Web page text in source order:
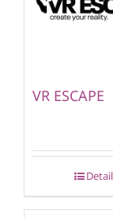
VR ESCAPE